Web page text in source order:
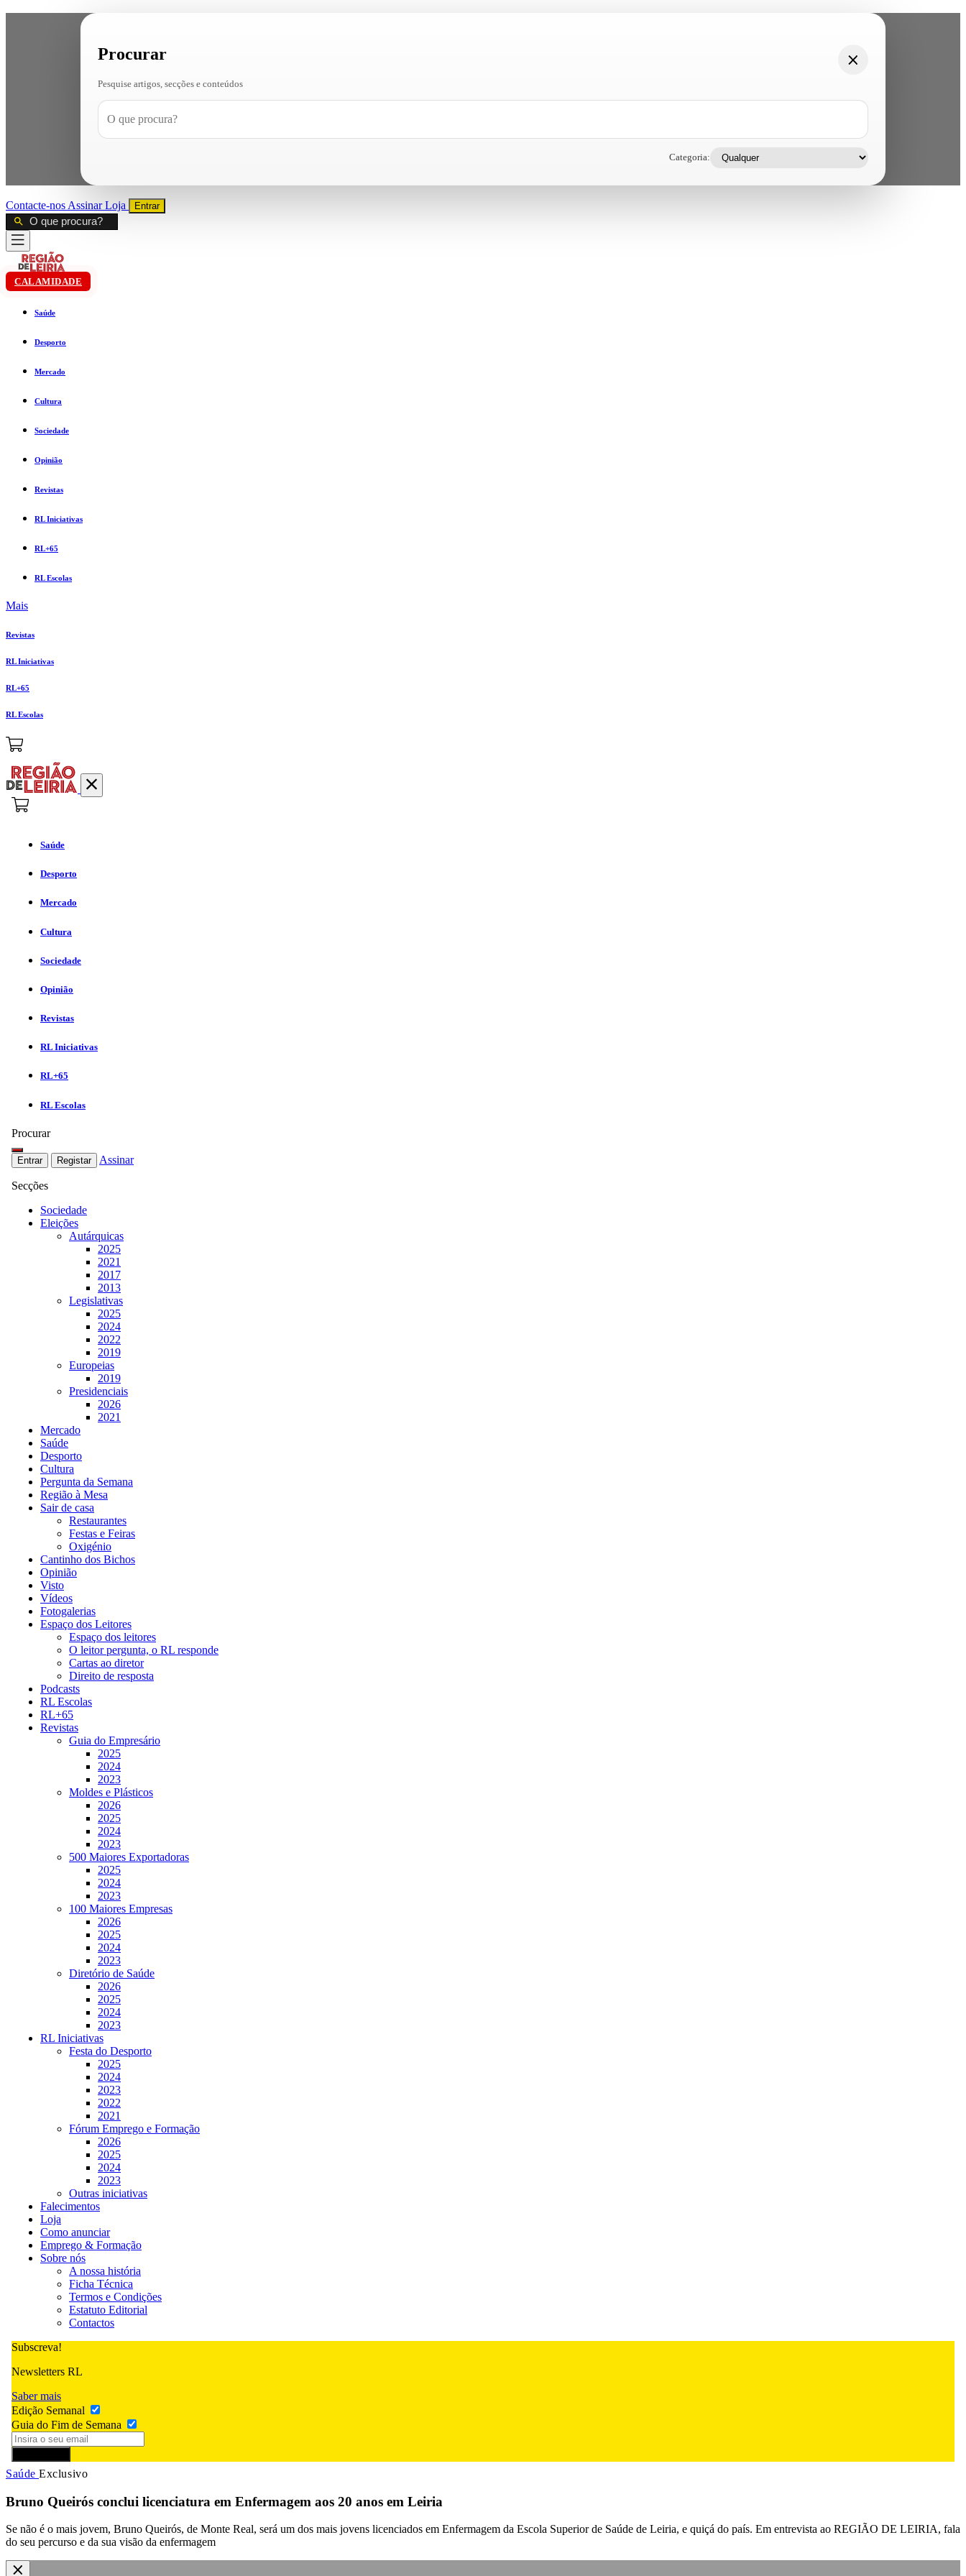
Procurar
Pesquise artigos, secções e conteúdos
Categoria:
Contacte-nos AssinarLoja Entrar
CALAMIDADE
Saúde
Desporto
Mercado
Cultura
Sociedade
Opinião
Revistas
RL Iniciativas
RL+65
RL Escolas
Mais
Revistas
RL Iniciativas
RL+65
RL Escolas
Saúde
Desporto
Mercado
Cultura
Sociedade
Opinião
Revistas
RL Iniciativas
RL+65
RL Escolas
Procurar
Entrar Registar Assinar
Secções
Sociedade
Eleições
Autárquicas
2025
2021
2017
2013
Legislativas
2025
2024
2022
2019
Europeias
2019
Presidenciais
2026
2021
Mercado
Saúde
Desporto
Cultura
Pergunta da Semana
Região à Mesa
Sair de casa
Restaurantes
Festas e Feiras
Oxigénio
Cantinho dos Bichos
Opinião
Visto
Vídeos
Fotogalerias
Espaço dos Leitores
Espaço dos leitores
O leitor pergunta, o RL responde
Cartas ao diretor
Direito de resposta
Podcasts
RL Escolas
RL+65
Revistas
Guia do Empresário
2025
2024
2023
Moldes e Plásticos
2026
2025
2024
2023
500 Maiores Exportadoras
2025
2024
2023
100 Maiores Empresas
2026
2025
2024
2023
Diretório de Saúde
2026
2025
2024
2023
RL Iniciativas
Festa do Desporto
2025
2024
2023
2022
2021
Fórum Emprego e Formação
2026
2025
2024
2023
Outras iniciativas
Falecimentos
Loja
Como anunciar
Emprego & Formação
Sobre nós
A nossa história
Ficha Técnica
Termos e Condições
Estatuto Editorial
Contactos
Subscreva!
Newsletters RL
Saber mais
Edição Semanal
Guia do Fim de Semana
Saúde Exclusivo
Bruno Queirós conclui licenciatura em Enfermagem aos 20 anos em Leiria
Se não é o mais jovem, Bruno Queirós, de Monte Real, será um dos mais jovens licenciados em Enfermagem da Escola Superior de Saúde de Leiria, e quiçá do país. Em entrevista ao REGIÃO DE LEIRIA, fala
do seu percurso e da sua visão da enfermagem